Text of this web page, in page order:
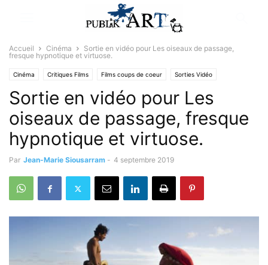
Accueil Cinéma
Sortie en vidéo pour Les oiseaux de passage,
fresque hypnotique et virtuose.
Cinéma Critiques Films Films coups de coeur Sorties Vidéo
Sortie en vidéo pour Les
oiseaux de passage, fresque
hypnotique et virtuose.
Par Jean-Marie Siousarram - 4 septembre 2019